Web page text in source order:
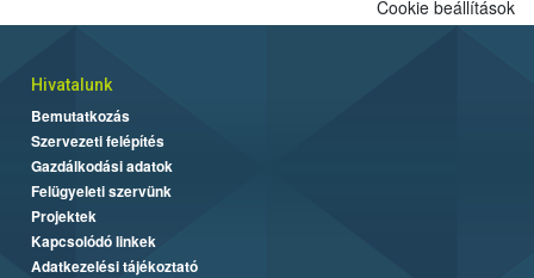
Cookie beállítások
Hivatalunk
Bemutatkozás
Szervezeti felépítés
Gazdálkodási adatok
Felügyeleti szervünk
Projektek
Kapcsolódó linkek
Adatkezelési tájékoztató